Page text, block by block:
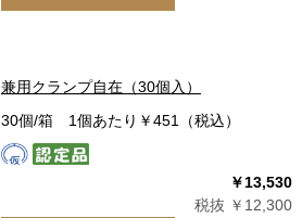
兼用クランプ自在（30個入）
30個/箱 1個あたり￥451（税込）
￥13,530
税抜 ￥12,300